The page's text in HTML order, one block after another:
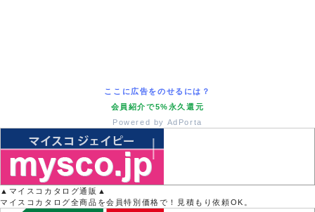
ここに広告をのせるには？
会員紹介で5%永久還元
Powered by AdPorta
▲マイスコカタログ通販▲
マイスコカタログ全商品を会員特別価格で！見積もり依頼OK。